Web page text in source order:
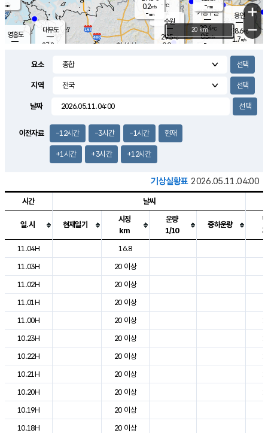
mm
영흥도
용인
28.6℃
1.7m/s
0.8m/s
대부도
27.8
- ℃
m/s
mm
기흥구갈
29.4℃
0.5m/s
-
0.2m/s
-mm
-mm
수원
29.5℃
0.9m/s
+
−
20 km
요소
지역
날짜
이전자료 -12시간 -3시간 -1시간 현재
+1시간 +3시간 +12시간
기상실황표 2026.05.11.04:00
도시별 기상실황표로 지점, 날씨, 기온, 강수, 바람, 기압등을 안내한 표입
시간 날씨
일.시 현재일기
시정
km
운량
1/10
중하운량
11.04H
16.8
11.03H
20 이상
11.02H
20 이상
11.01H
20 이상
11.00H
20 이상
10.23H
20 이상
10.22H
20 이상
10.21H
20 이상
10.20H
20 이상
10.19H
20 이상
10.18H
20 이상